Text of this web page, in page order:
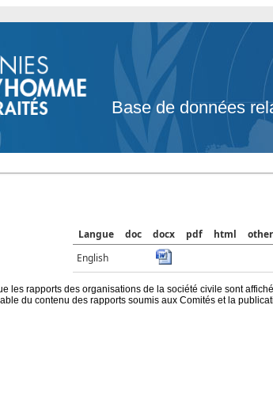
Base de données
Langue doc docx pdf html
other
English
les rapports des organisations de la société civile sont
du contenu des rapports soumis aux Comités et la